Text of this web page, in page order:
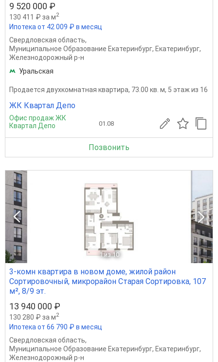
9 520 000 ₽
130 411 ₽ за м2
Ипотека от 42 009 ₽ в месяц
Свердловская область,
Муниципальное Образование Екатеринбург, Екатеринбург,
Железнодорожный р-н
Уральская
Продается двухкомнатная квартира, 73.00 кв. м, 5 этаж из 16
ЖК Квартал Депо
Офис продаж ЖК
Квартал Депо
01.08
Позвонить
1 из 10
3-комн квартира в новом доме, жилой район
Сортировочный, микрорайон Старая Сортировка, 107
м², 8/9 эт.
13 940 000 ₽
130 280 ₽ за м2
Ипотека от 66 790 ₽ в месяц
Свердловская область,
Муниципальное Образование Екатеринбург, Екатеринбург,
Железнодорожный р-н